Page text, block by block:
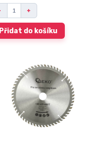
Přidat do košíku